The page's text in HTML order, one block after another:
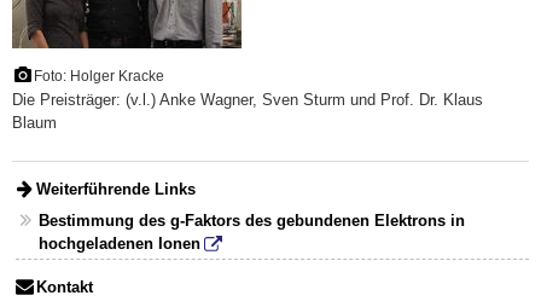
Foto: Holger Kracke
Die Preisträger: (v.l.) Anke Wagner, Sven Sturm und Prof. Dr. Klaus
Blaum
Weiterführende Links
Bestimmung des g-Faktors des gebundenen Elektrons in
hochgeladenen Ionen
Kontakt